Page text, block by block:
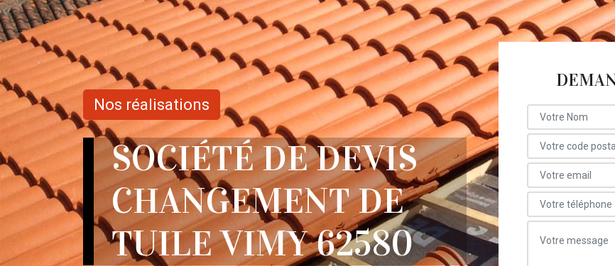
Nos réalisations
SOCIÉTÉ DE DEVIS
CHANGEMENT DE
TUILE VIMY 62580